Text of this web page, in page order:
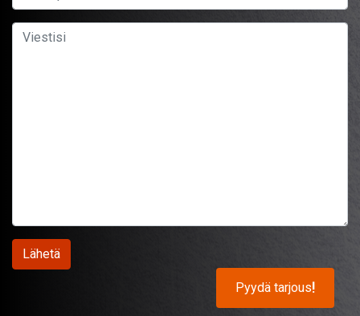
Pyydä tarjous!